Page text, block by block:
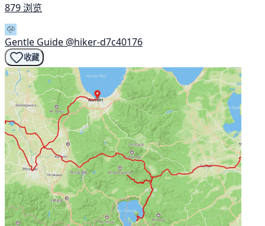
879 浏览
Gentle Guide @hiker-d7c40176
收藏